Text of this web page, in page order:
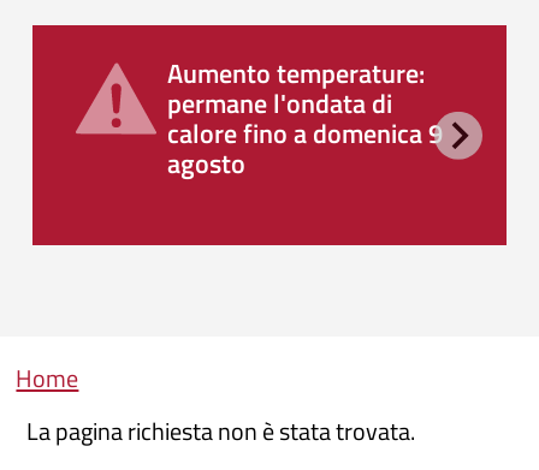
Aumento temperature:
permane l'ondata di
calore fino a domenica 9
agosto
Briciole di pane
Home
La pagina richiesta non è stata trovata.